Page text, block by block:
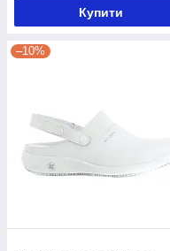
Купити
–10%